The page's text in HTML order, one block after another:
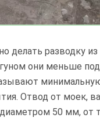
делать разводку
они меньше
Отвод от моек,
50 мм, от